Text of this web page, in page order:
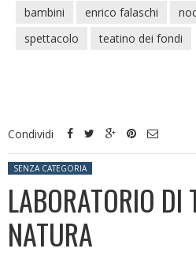
bambini
enrico falaschi
spettacolo
teatino dei fondi
Condividi
Posted in:
SENZA CATEGORIA
LABORATORIO DI
NATURA